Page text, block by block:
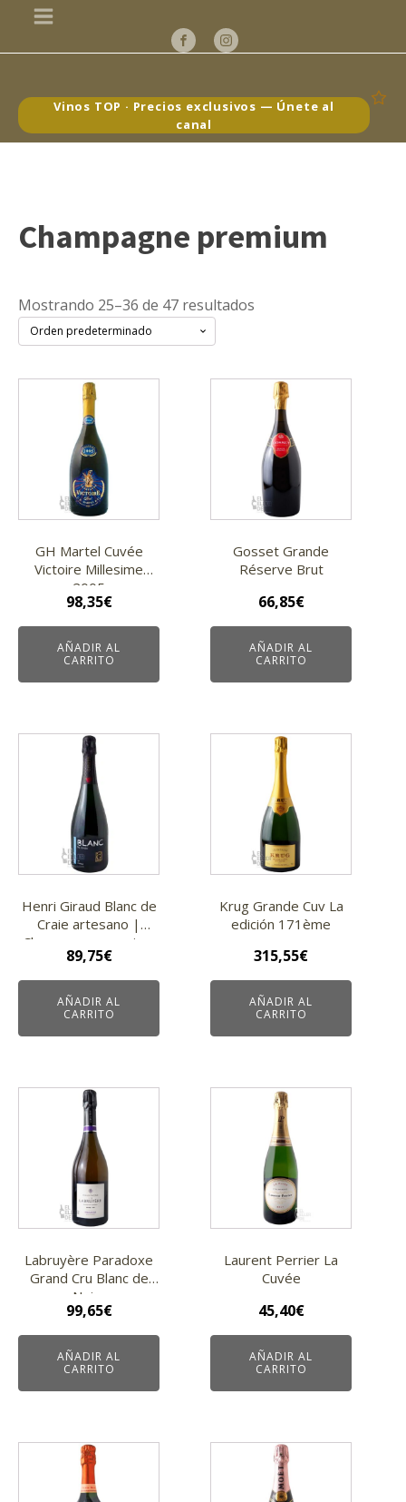
Vinos TOP · Precios exclusivos — Únete al
canal
Champagne premium
Mostrando 25–36 de 47 resultados
GH Martel Cuvée
Victoire Millesime
2005
98,35€
AÑADIR AL
CARRITO
Gosset Grande
Réserve Brut
66,85€
AÑADIR AL
CARRITO
Henri Giraud Blanc de
Craie artesano |
Champagne premium
89,75€
AÑADIR AL
CARRITO
Krug Grande Cuv La
edición 171ème
315,55€
AÑADIR AL
CARRITO
Labruyère Paradoxe
Grand Cru Blanc de
Noirs
99,65€
AÑADIR AL
CARRITO
Laurent Perrier La
Cuvée
45,40€
AÑADIR AL
CARRITO